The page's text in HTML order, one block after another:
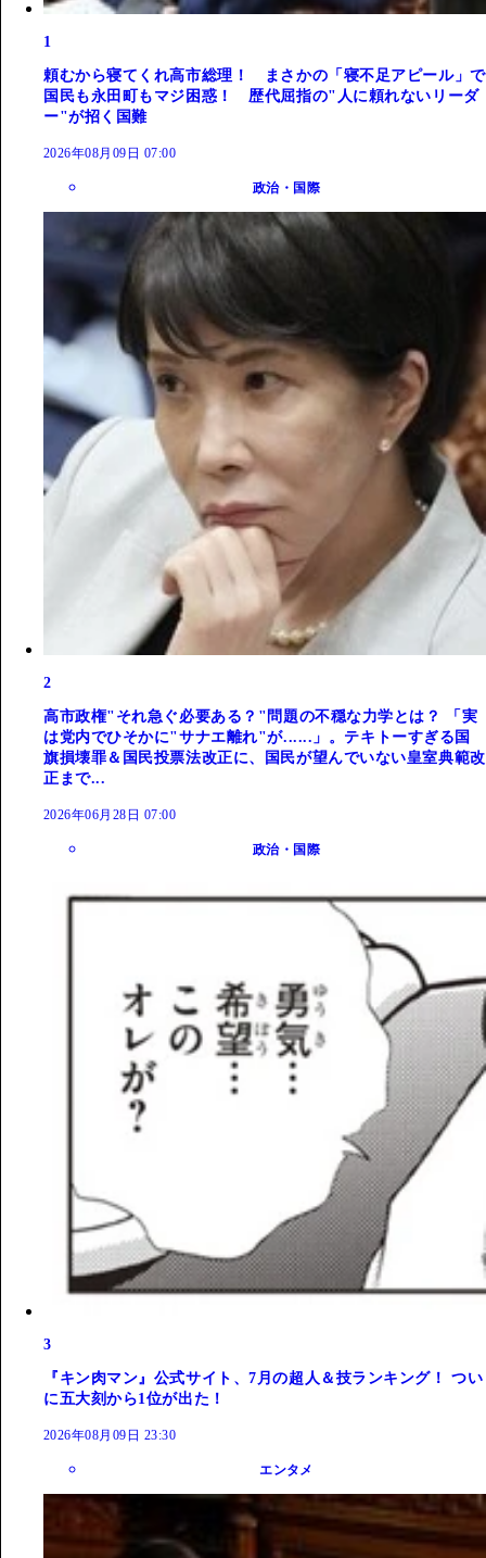
1
頼むから寝てくれ高市総理！ まさかの「寝不足アピール」で
国民も永田町もマジ困惑！ 歴代屈指の"人に頼れないリーダ
ー"が招く国難
2026年08月09日 07:00
政治・国際
2
高市政権"それ急ぐ必要ある？"問題の不穏な力学とは？ 「実
は党内でひそかに"サナエ離れ"が......」。テキトーすぎる国
旗損壊罪＆国民投票法改正に、国民が望んでいない皇室典範改
正まで...
2026年06月28日 07:00
政治・国際
3
『キン肉マン』公式サイト、7月の超人＆技ランキング！ つい
に五大刻から1位が出た！
2026年08月09日 23:30
エンタメ